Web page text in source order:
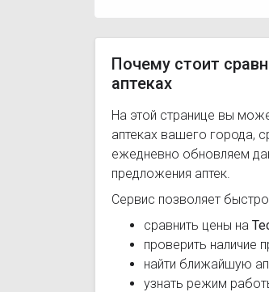
Почему стоит
аптеках
На этой странице вы
аптеках вашего города,
ежедневно обновляем
предложения аптек.
Сервис позволяет
сравнить цены на
проверить наличие
найти ближайшую
узнать режим